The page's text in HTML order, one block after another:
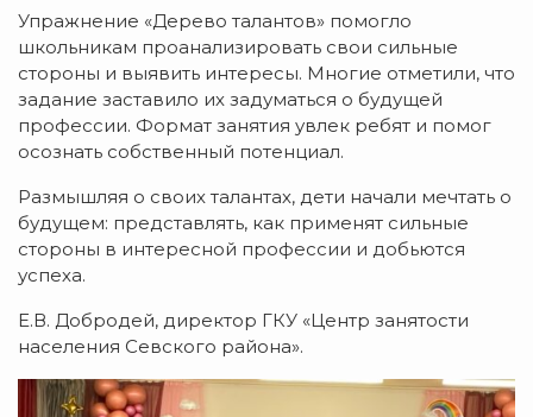
Упражнение «Дерево талантов» помогло
школьникам проанализировать свои сильные
стороны и выявить интересы. Многие отметили, что
задание заставило их задуматься о будущей
профессии. Формат занятия увлек ребят и помог
осознать собственный потенциал.
Размышляя о своих талантах, дети начали мечтать о
будущем: представлять, как применят сильные
стороны в интересной профессии и добьются
успеха.
Е.В. Добродей, директор ГКУ «Центр занятости
населения Севского района».